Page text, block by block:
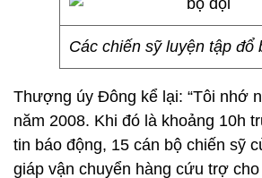
Các chiến sỹ luyện tập đổ
Thượng úy Đông kể lại: “Tôi nhớ
năm 2008. Khi đó là khoảng 10h
tin báo động, 15 cán bộ chiến sỹ
giáp vận chuyển hàng cứu trợ